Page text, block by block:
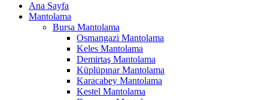
Ana Sayfa
Mantolama
Bursa Mantolama
Osmangazi Mantolama
Keles Mantolama
Demirtaş Mantolama
Küplüpınar Mantolama
Karacabey Mantolama
Kestel Mantolama